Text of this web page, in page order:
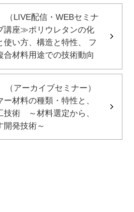
LIVE配信・WEBセミナ
講座≫ポリウレタンの化
使い方、構造と特性、 フ
合材料用途での技術動向
アーカイブセミナー）
材料の種類・特性と、
技術 ～材料選定から、
開発技術～